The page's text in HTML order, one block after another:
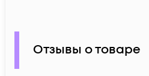
Отзывы о товаре